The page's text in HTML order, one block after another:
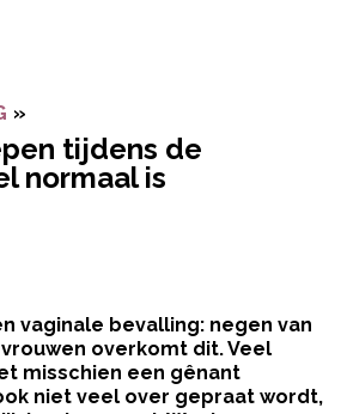
»
tijdens de
normaal is
vaginale bevalling: negen van
overkomt dit. Veel
misschien een gênant
niet veel over gepraat wordt,